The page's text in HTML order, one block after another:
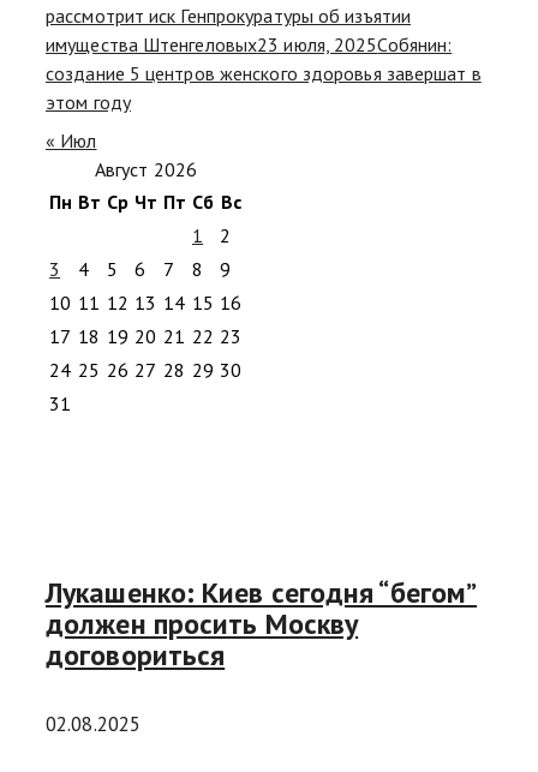
рассмотрит иск Генпрокуратуры об изъятии
имущества Штенгеловых23 июля, 2025Собянин:
создание 5 центров женского здоровья завершат в
этом году
« Июл
Август 2026
Пн Вт Ср Чт Пт Сб Вс
1
2
3
4 5 6 7 8
9
10 11 12 13 14 15 16
17 18 19 20 21 22 23
24 25 26 27 28 29 30
31
Лукашенко: Киев сегодня “бегом”
должен просить Москву
договориться
02.08.2025